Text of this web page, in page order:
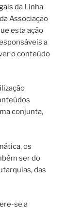
da Linha
Associação
esta ação
a
o conteúdo
conjunta,
os
ser do
das
se a